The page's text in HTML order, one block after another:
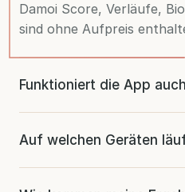
Damoi Score, Verläufe,
sind ohne Aufpreis
Funktioniert die App
dich in Ruhe umsehen.
Auf welchen Geräten